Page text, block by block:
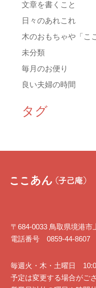
文章を書くこと
日々のあれこれ
木のおもちゃや「こ
未分類
毎月のお便り
良い夫婦の時間
タグ
〒684-0033 鳥取県境港市
電話番号 0859-44-8607
毎週火・木・土曜日
予定は変更する場合がご